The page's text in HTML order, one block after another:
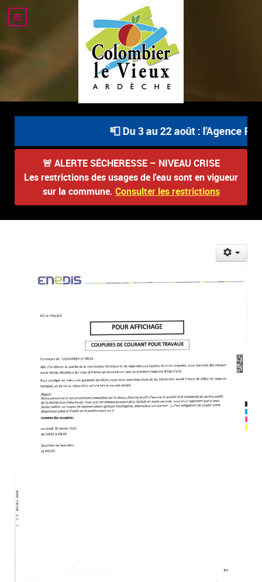
📮 Du 3 au 22 août : l'Agence
🚨 ALERTE SÉCHERESSE – NIVEAU CRISE
Les restrictions des usages de l'eau sont en vigueur
sur la commune. Consulter les restrictions